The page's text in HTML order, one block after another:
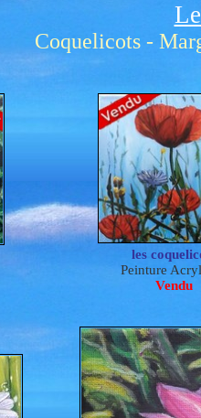
Coquelicots -
les
Peinture
Vendu